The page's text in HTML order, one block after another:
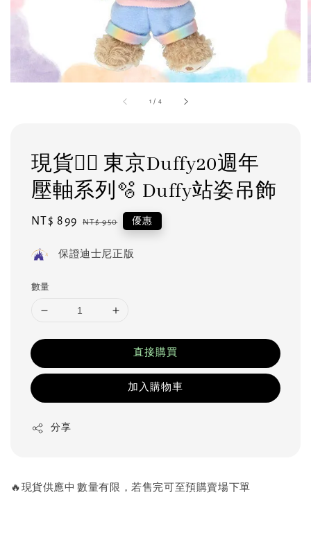
1 / 4
現貨❤️‍🔥 東京Duffy20週年
壓軸系列🫧 Duffy站姿吊飾
Sale
NT$ 899 Regular
NT$ 950 優惠
保證迪士尼正版
數量
直接購買
加入購物車
分享
🔥現貨供應中 數量有限，若售完可至預購賣場下單